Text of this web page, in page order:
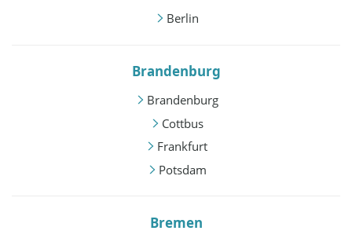
Berlin
Brandenburg
Brandenburg
Cottbus
Frankfurt
Potsdam
Bremen